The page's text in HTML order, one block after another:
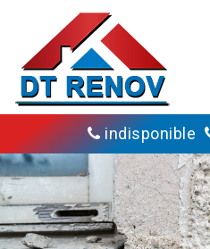
indisponible